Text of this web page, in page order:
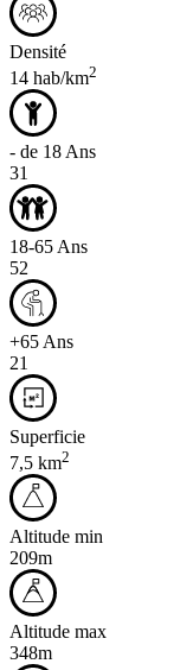
Densité
14 hab/km2
- de 18 Ans
31
18-65 Ans
52
+65 Ans
21
Superficie
7,5 km2
Altitude min
209m
Altitude max
348m